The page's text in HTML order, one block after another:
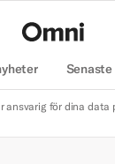
ansvarig för dina data